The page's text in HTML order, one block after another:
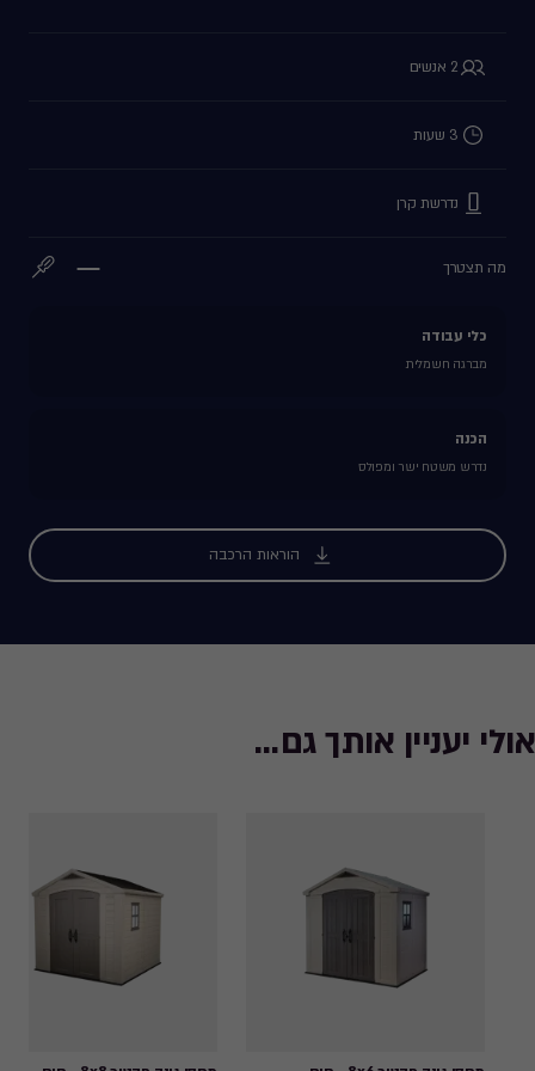
2 אנשים
3 שעות
נדרשת קרן
מה תצטרך
כלי עבודה
מברגה חשמלית
הכנה
נדרש משטח ישר ומפולס
הוראות הרכבה
אולי יעניין אותך גם...